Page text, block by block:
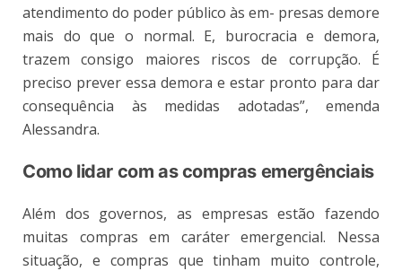
atendimento do poder público às em- presas demore
mais do que o normal. E, burocracia e demora,
trazem consigo maiores riscos de corrupção. É
preciso prever essa demora e estar pronto para dar
consequência às medidas adotadas”, emenda
Alessandra.
Como lidar com as compras emergênciais
Além dos governos, as empresas estão fazendo
muitas compras em caráter emergencial. Nessa
situação, e compras que tinham muito controle,